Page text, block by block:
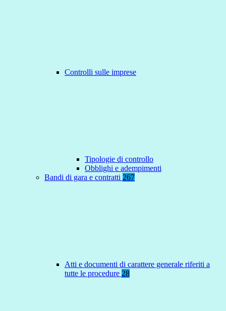
Controlli sulle imprese
Tipologie di controllo
Obblighi e adempimenti
Bandi di gara e contratti 267
Atti e documenti di carattere generale riferiti a
tutte le procedure 28